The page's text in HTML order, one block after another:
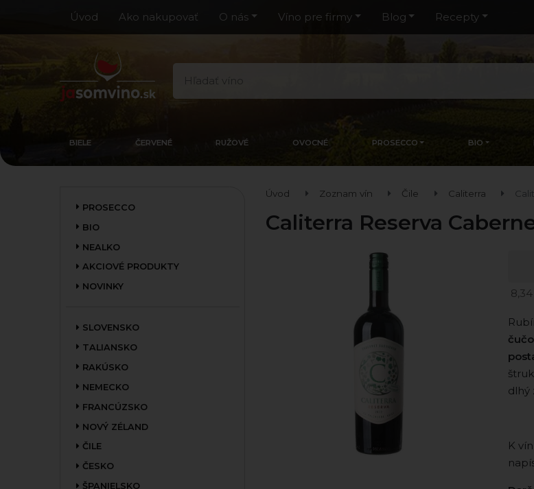
Úvod Ako nakupovať O nás Víno pre firmy Blog Recepty
BIELE ČERVENÉ RUŽOVÉ OVOCNÉ PROSECCO BIO
PROSECCO
BIO
NEALKO
AKCIOVÉ PRODUKTY
NOVINKY
SLOVENSKO
TALIANSKO
RAKÚSKO
NEMECKO
FRANCÚZSKO
NOVÝ ZÉLAND
ČILE
ČESKO
ŠPANIELSKO
Úvod Zoznam vín Čile Caliterra
Caliterra Reserva
dlhý
K